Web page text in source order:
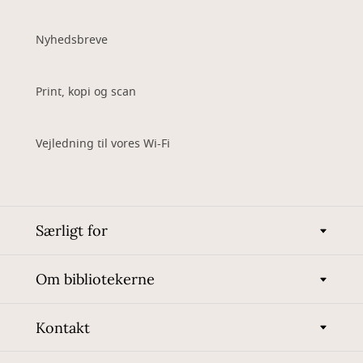
Nyhedsbreve
Print, kopi og scan
Vejledning til vores Wi-Fi
Særligt for
Om bibliotekerne
Kontakt